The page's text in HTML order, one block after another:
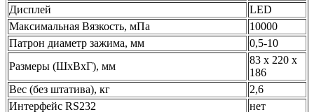
Дисплей
LED
Максимальная Вязкость, мПа
10000
Патрон диаметр зажима, мм
0,5-10
Размеры (ШхВхГ), мм
83 х 220 х
186
Вес (без штатива), кг
2,6
Интерфейс RS232
нет